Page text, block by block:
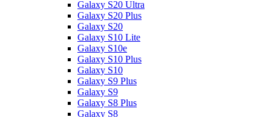
Galaxy S20 Ultra
Galaxy S20 Plus
Galaxy S20
Galaxy S10 Lite
Galaxy S10e
Galaxy S10 Plus
Galaxy S10
Galaxy S9 Plus
Galaxy S9
Galaxy S8 Plus
Galaxy S8